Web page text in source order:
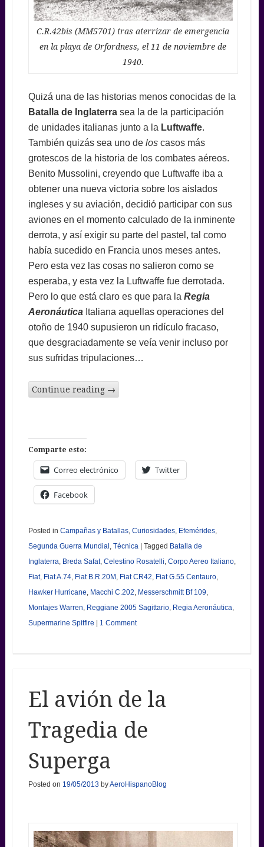
C.R.42bis (MM5701) tras aterrizar de emergencia
en la playa de Orfordness, el 11 de noviembre de
1940.
Quizá una de las historias menos conocidas de la
Batalla de Inglaterrasea la de la participación
de unidades italianas junto a la Luftwaffe.
También quizás sea uno de loscasos más
grotescos de la historia de los combates aéreos.
Benito Mussolini, creyendo que Luftwaffe iba a
obtener una nueva victoria sobre los aislados
ingleses y su aviación, decidió participar con sus
aviones en el momento calculado de la inminente
derrota, y así exigir su parte del pastel, tal como
había sucedido en Francia unos meses antes.
Pero esta vez las cosas no salieron como se
esperaba, y esta vez la Luftwaffe fue derrotada.
Pero lo que está claro es que para la Regia
Aeronáutica Italiana aquellas operaciones del
otoño de 1940 supusieron un ridículo fracaso,
que desgraciadamente se veía venir incluso por
sus sufridas tripulaciones…
Continue reading →
Comparte esto:
Correo electrónico Twitter
Facebook
Posted in Campañas y Batallas, Curiosidades, Efemérides,
Segunda Guerra Mundial , Técnica Tagged Batalla de
Inglaterra, Breda Safat, Celestino Rosatelli, Corpo Aereo Italiano,
Fiat, Fiat A.74, Fiat B.R.20M , Fiat CR42, Fiat G.55 Centauro,
Hawker Hurricane, Macchi C.202, Messerschmitt Bf 109,
Montajes Warren, Reggiane 2005 Sagittario, Regia Aeronáutica,
Supermarine Spitfire
1 Comment
El avión de la
Tragedia de
Superga
Posted on 19/05/2013 byAeroHispanoBlog